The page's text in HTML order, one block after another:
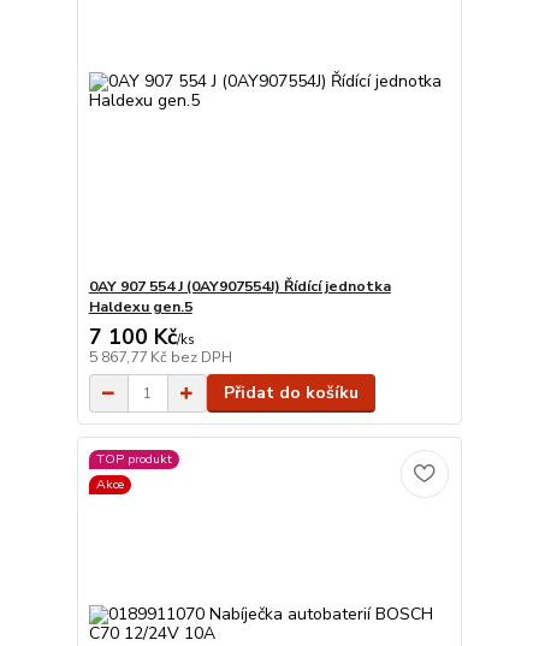
0AY 907 554 J (0AY907554J) Řídící jednotka
Haldexu gen.5
7 100 Kč/ks
5 867,77 Kč bez DPH
Přidat do košíku
TOP produkt
Akce